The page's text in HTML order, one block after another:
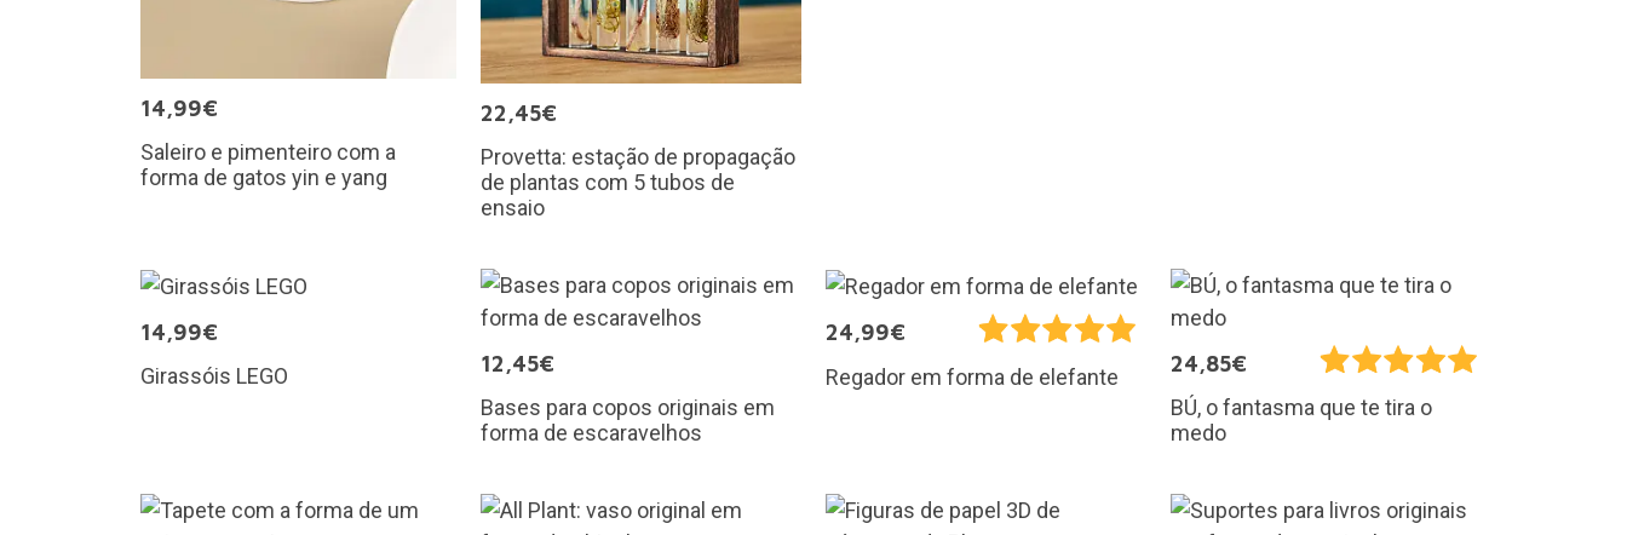
14,99€
Saleiro e pimenteiro com a
forma de gatos yin e yang
22,45€
Provetta: estação de propagação
de plantas com 5 tubos de
ensaio
14,99€
Girassóis LEGO
12,45€
Bases para copos originais em
forma de escaravelhos
24,99€
Regador em forma de elefante
24,85€
BÚ, o fantasma que te tira o
medo